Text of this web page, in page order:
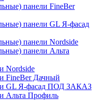
панели FineBer
панели GL Я-фасад
панели Nordside
панели Альта
Nordside
FineBer Дачный
GL Я-фасад ПОД ЗАКАЗ
Альта Профиль